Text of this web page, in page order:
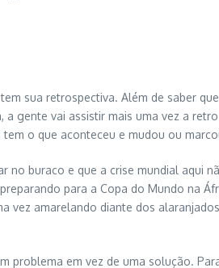
sua retrospectiva. Além de saber
gente vai assistir mais uma vez a
o que aconteceu e mudou ou
buraco e que a crise mundial aqui
para a Copa do Mundo na
vez amarelando diante dos
problema em vez de uma solução.